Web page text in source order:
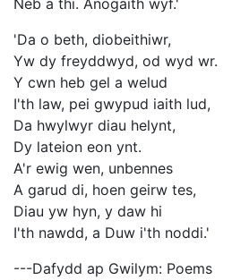
Neb a thi. Anogaith wyf.'
'Da o beth, diobeithiwr,
Yw dy freyddwyd, od wyd wr.
Y cwn heb gel a welud
I'th law, pei gwypud iaith lud,
Da hwylwyr diau helynt,
Dy lateion eon ynt.
A'r ewig wen, unbennes
A garud di, hoen geirw tes,
Diau yw hyn, y daw hi
I'th nawdd, a Duw i'th noddi.'
---Dafydd ap Gwilym: Poems